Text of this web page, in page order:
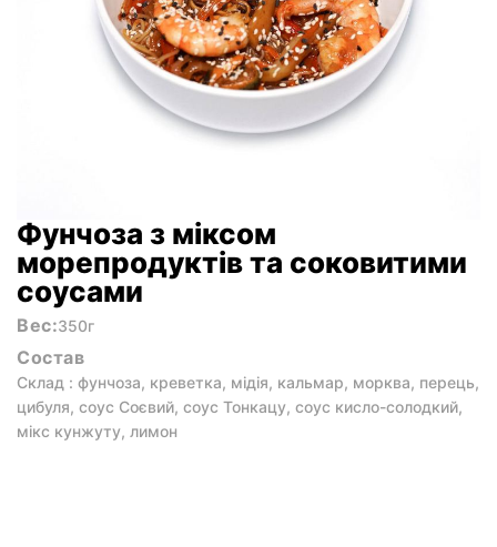
Фунчоза з міксом
морепродуктів та соковитими
соусами
Вес:350г
Состав
Склад : фунчоза, креветка, мідія, кальмар, морква, перець,
цибуля, соус Соєвий, соус Тонкацу, соус кисло-солодкий,
мікс кунжуту, лимон